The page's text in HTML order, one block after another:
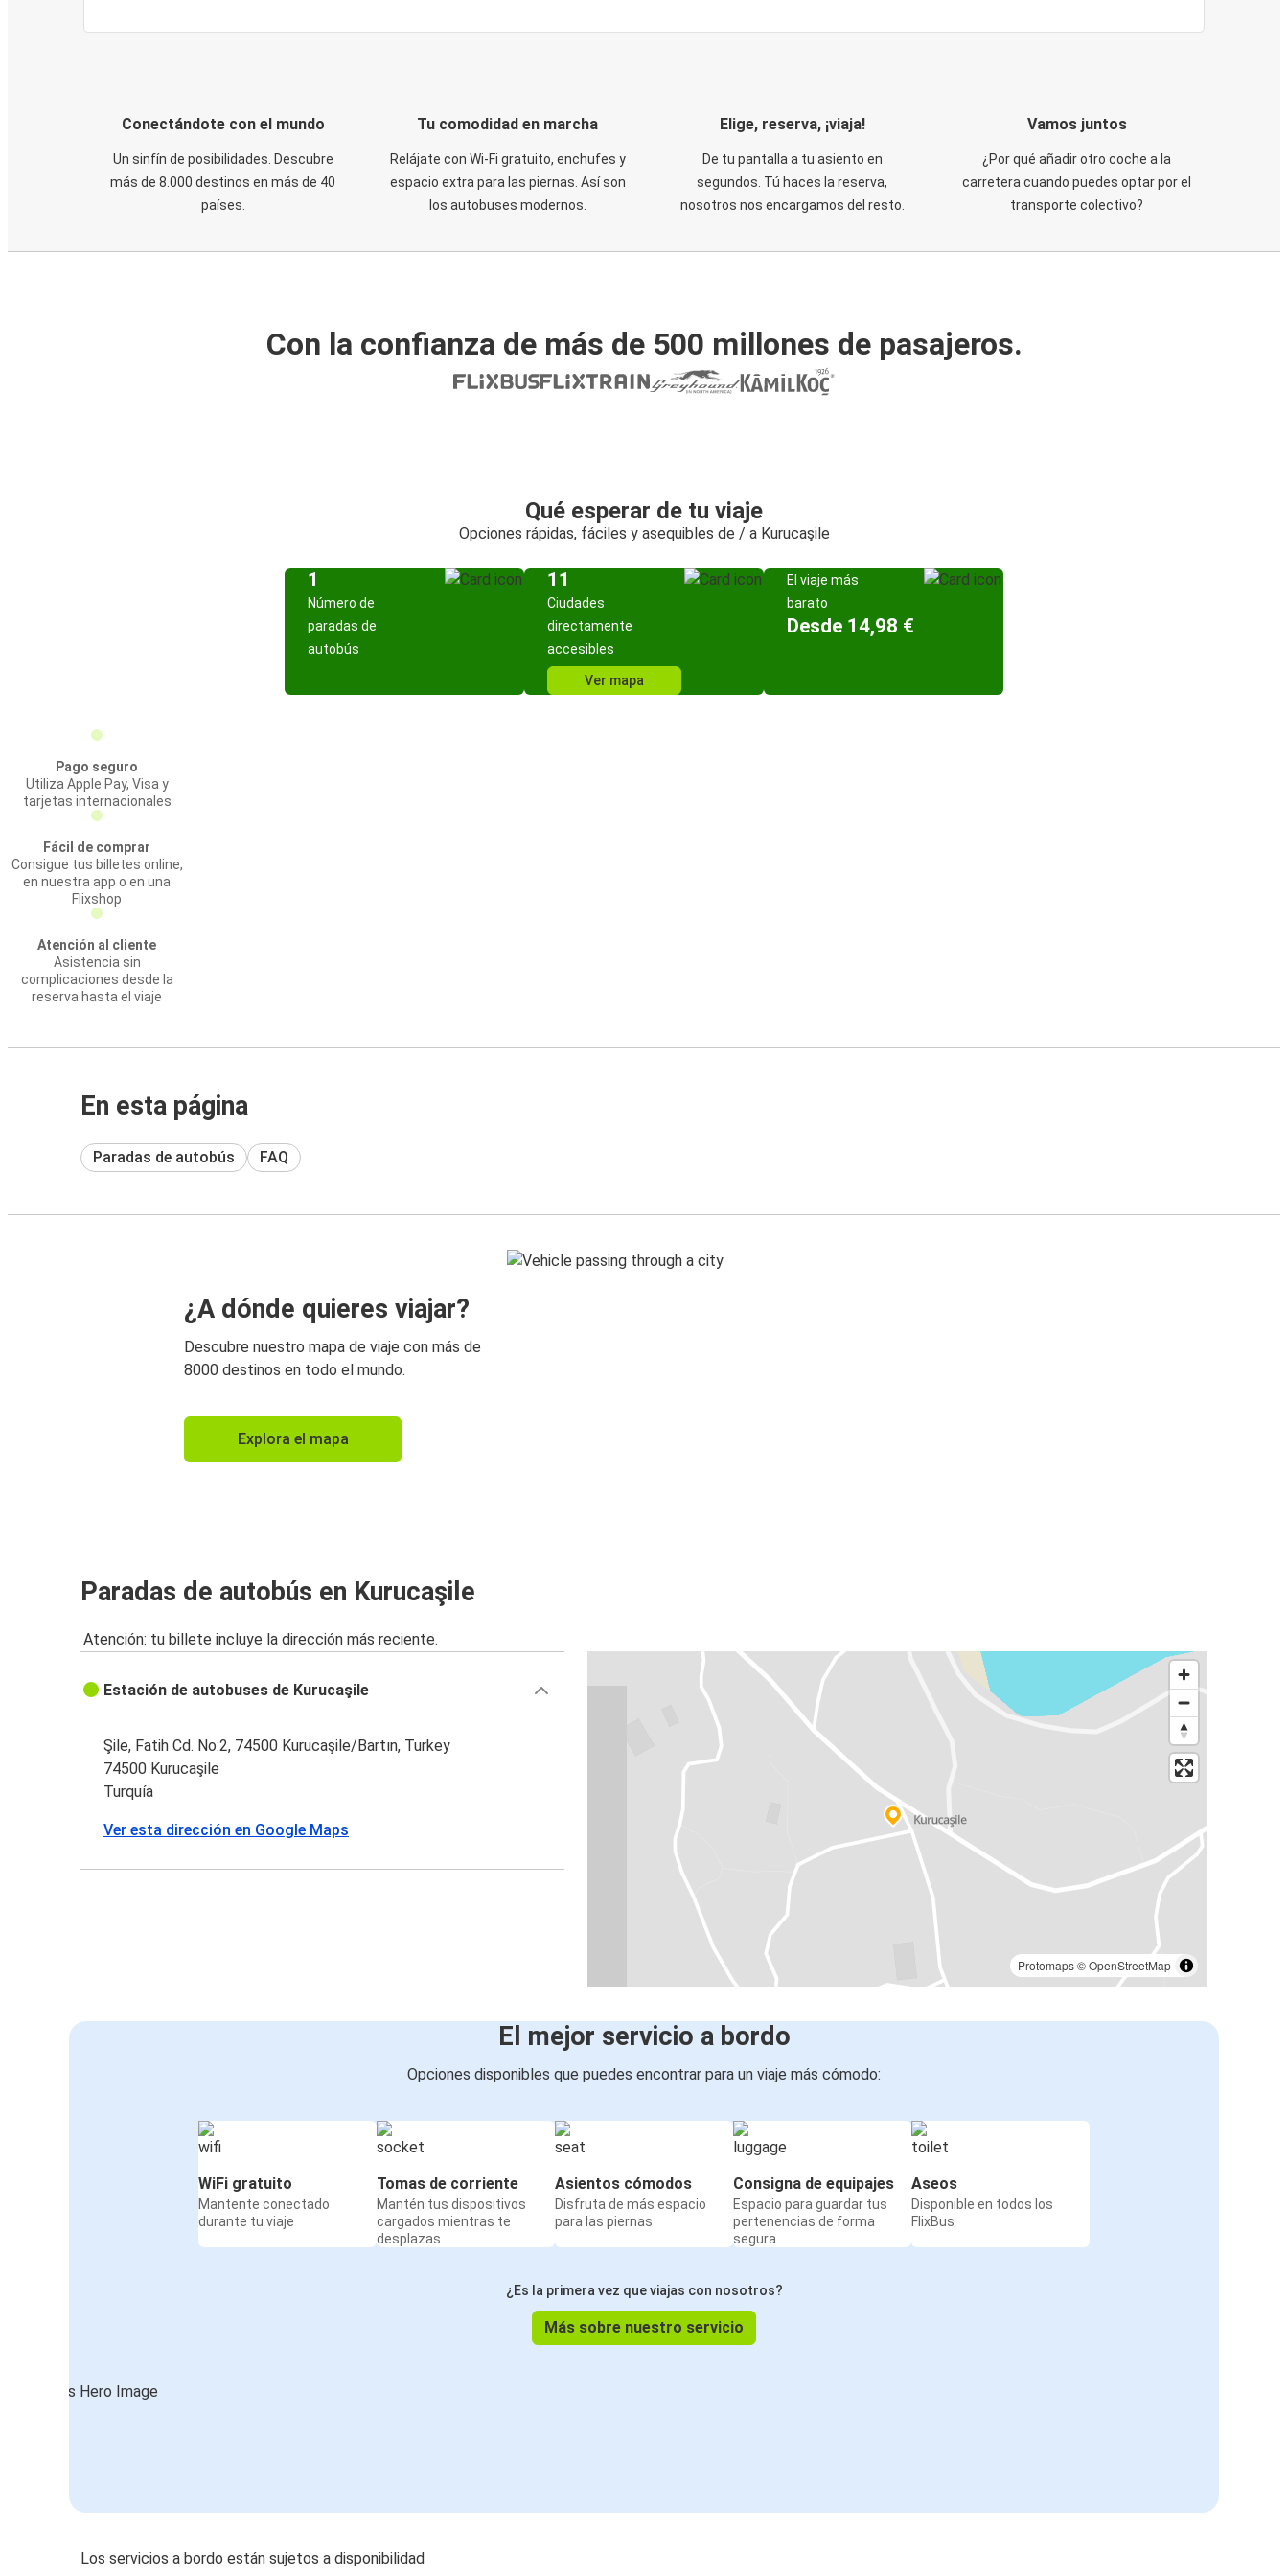
Conectándote con el mundo
Un sinfín de posibilidades. Descubre
más de 8.000 destinos en más de 40
países.
Tu comodidad en marcha
Relájate con Wi-Fi gratuito, enchufes y
espacio extra para las piernas. Así son
los autobuses modernos.
Elige, reserva, ¡viaja!
De tu pantalla a tu asiento en
segundos. Tú haces la reserva,
nosotros nos encargamos del resto.
Vamos juntos
¿Por qué añadir otro coche a la
carretera cuando puedes optar por el
transporte colectivo?
Con la confianza de más de 500 millones de pasajeros.
Qué esperar de tu viaje
Opciones rápidas, fáciles y asequibles de / a Kurucaşile
1
Número de
paradas de
autobús
11
Ciudades
directamente
accesibles
Ver mapa
El viaje más
barato
Desde 14,98 €
Pago seguro
Utiliza Apple Pay, Visa y
tarjetas internacionales
Fácil de comprar
Consigue tus billetes online,
en nuestra app o en una
Flixshop
Atención al cliente
Asistencia sin
complicaciones desde la
reserva hasta el viaje
En esta página
Paradas de autobús FAQ
¿A dónde quieres viajar?
Descubre nuestro mapa de viaje con más de
8000 destinos en todo el mundo.
Explora el mapa
Paradas de autobús en Kurucaşile
Atención: tu billete incluye la dirección más reciente.
Protomaps©OpenStreetMap
Estación de autobuses de Kurucaşile
Şile, Fatih Cd. No:2, 74500 Kurucaşile/Bartın, Turkey
74500 Kurucaşile
Turquía
Ver esta dirección en Google Maps
El mejor servicio a bordo
Opciones disponibles que puedes encontrar para un viaje más cómodo:
WiFi gratuito
Mantente conectado
durante tu viaje
Tomas de corriente
Mantén tus dispositivos
cargados mientras te
desplazas
Asientos cómodos
Disfruta de más espacio
para las piernas
Consigna de equipajes
Espacio para guardar tus
pertenencias de forma
segura
Aseos
Disponible en todos los
FlixBus
¿Es la primera vez que viajas con nosotros?
Más sobre nuestro servicio
Los servicios a bordo están sujetos a disponibilidad